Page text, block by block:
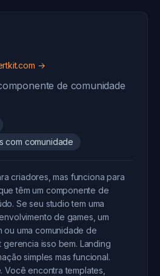
→
de comunidade
com comunidade
criadores, mas funciona para
têm um componente de
Se seu studio tem uma
de games, um
uma comunidade de
isso bem. Landing
simples mas funcional.
encontra templates,